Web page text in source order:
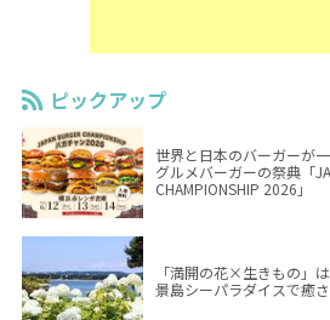
ピックアップ
世界と日本のバーガーが
グルメバーガーの祭典「
CHAMPIONSHIP 2026」
「満開の花×生きもの」
景島シーパラダイスで癒